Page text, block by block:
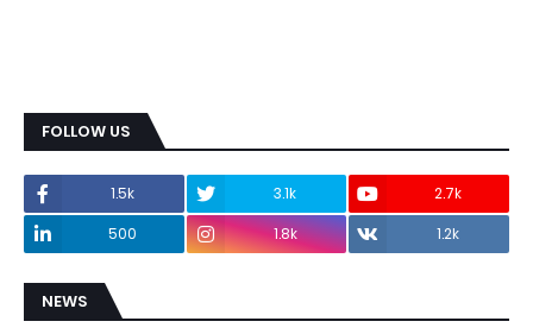
FOLLOW US
1.5k 3.1k
2.7k
500
1.8k 1.2k
NEWS